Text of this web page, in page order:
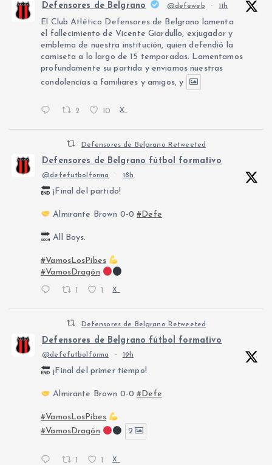
Defensores de Belgrano @defeweb · 11h
El Club Atlético Defensores de Belgrano lamenta
el fallecimiento de Vicente Giardullo, exjugador y
emblema de nuestra institución, quien defendió la
camiseta a lo largo de 15 temporadas. Lamentamos
profundamente su partida y enviamos nuestras
condolencias a familiares y amigos, y
2 10 X
Defensores de Belgrano Retweeted
Defensores de Belgrano fútbol formativo
@defefutbolforma · 18h
¡Final del partido!
Almirante Brown 0-0#Defe
All Boys.
#VamosLosPibes
#VamosDragón
X
Defensores de Belgrano Retweeted
Defensores de Belgrano fútbol formativo
@defefutbolforma · 19h
¡Final del primer tiempo!
Almirante Brown 0-0#Defe
#VamosLosPibes
#VamosDragón
2
1 1 X